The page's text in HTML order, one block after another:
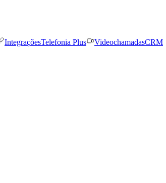
IntegraçõesTelefonia Plus VideochamadasCRM